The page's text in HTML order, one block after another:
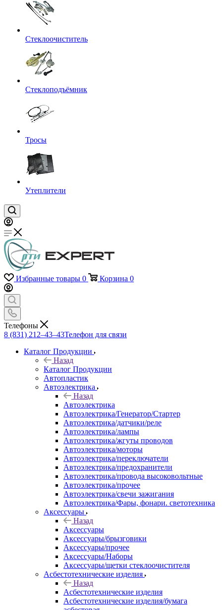
Стеклоочиститель
Стеклоподъёмник
Тросы
Утеплители
Избранные товары 0 Корзина 0
Телефоны
8 (831) 212–43–43Телефон для связи
Каталог Продукции
Назад
Каталог Продукции
Автопластик
Автоэлектрика
Назад
Автоэлектрика
Автоэлектрика/Генератор/Стартер
Автоэлектрика/датчики/реле
Автоэлектрика/лампы
Автоэлектрика/жгуты проводов
Автоэлектрика/моторы
Автоэлектрика/переключатели
Автоэлектрика/предохранители
Автоэлектрика/провода высоковольтные
Автоэлектрика/прочее
Автоэлектрика/свечи зажигания
Автоэлектрика/Фары, фонари. светотехника
Аксессуары
Назад
Аксессуары
Аксессуары/брызговики
Аксессуары/прочее
Аксессуары/Наборы
Аксессуары/щетки стеклоочистителя
Асбестотехнические изделия
Назад
Асбестотехнические изделия
Асбестотехнические изделия/бумага